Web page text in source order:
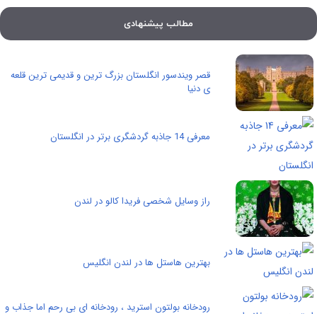
مطالب پیشنهادی
قصر ویندسور انگلستان بزرگ ترین و قدیمی ترین قلعه
ی دنیا
معرفی 14 جاذبه گردشگری برتر در انگلستان
راز وسایل شخصی فریدا کالو در لندن
بهترین هاستل ها در لندن انگلیس
رودخانه بولتون استرید ، رودخانه ای بی رحم اما جذاب و